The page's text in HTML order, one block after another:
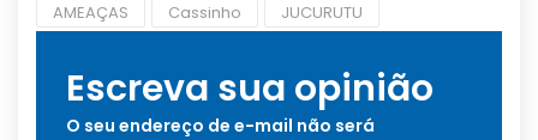
AMEAÇAS Cassinho JUCURUTU
Escreva sua opinião
O seu endereço de e-mail não será